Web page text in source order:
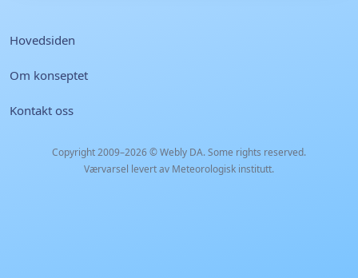
Hovedsiden
Om konseptet
Kontakt oss
Copyright 2009–2026 ©Webly DA. Some rights reserved.
Værvarsel levert av Meteorologisk institutt.